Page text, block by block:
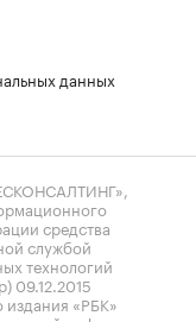
данных
средства
службой
технологий
09.12.2015
«РБК»